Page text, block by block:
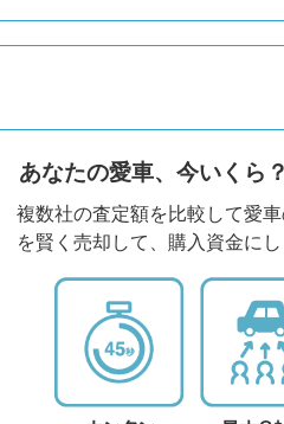
あなたの愛車、今いくら？
複数社の査定額を比較して愛
を賢く売却して、購入資金にし